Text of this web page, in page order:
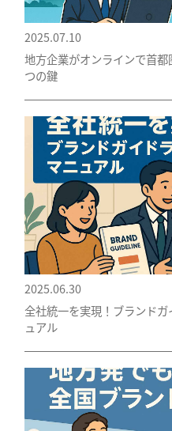
2025.07.10
地方企業がオンラインで首
つの鍵
2025.06.30
全社統一を実現！ブランド
ュアル